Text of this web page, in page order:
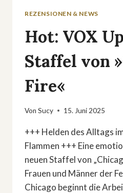
REZENSIONEN & NEWS
Hot: VOX
Staffel von
Fire«
Von Sucy 15. Juni 2025
+++ Helden des Alltags
Flammen +++ Eine
neuen Staffel von
Frauen und Männer der
Chicago beginnt die